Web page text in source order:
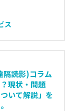
ス
隔読影)コラム
現状・問題
いて解説」を